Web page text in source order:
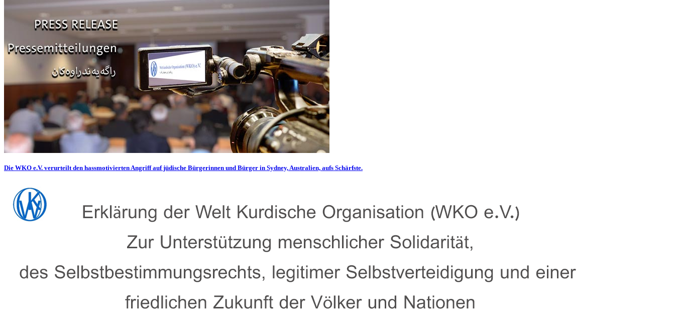
Die WKO e.V. verurteilt den hassmotivierten Angriff auf jüdische Bürgerinnen und Bürger in Sydney, Australien, aufs Schärfste.